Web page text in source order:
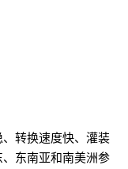
转换速度快、灌装
东南亚和南美洲参